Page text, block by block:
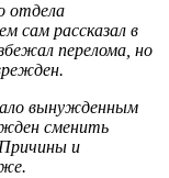
отдела
сам рассказал в
перелома, но
вынужденным
сменить
и